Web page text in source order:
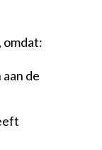
omdat:
de